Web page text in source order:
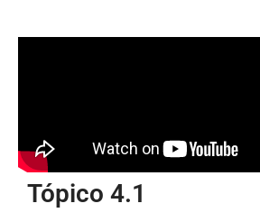
Tópico 4.1